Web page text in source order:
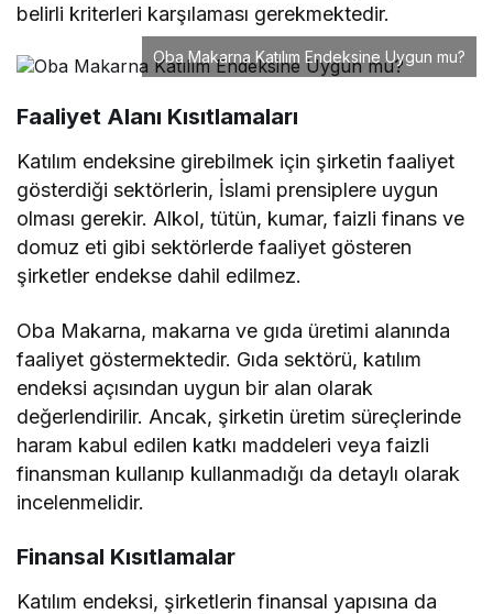
belirli kriterleri karşılaması gerekmektedir.
Oba Makarna Katılım Endeksine Uygun mu?
Faaliyet Alanı Kısıtlamaları
Katılım endeksine girebilmek için şirketin faaliyet
gösterdiği sektörlerin, İslami prensiplere uygun
olması gerekir. Alkol, tütün, kumar, faizli finans ve
domuz eti gibi sektörlerde faaliyet gösteren
şirketler endekse dahil edilmez.
Oba Makarna, makarna ve gıda üretimi alanında
faaliyet göstermektedir. Gıda sektörü, katılım
endeksi açısından uygun bir alan olarak
değerlendirilir. Ancak, şirketin üretim süreçlerinde
haram kabul edilen katkı maddeleri veya faizli
finansman kullanıp kullanmadığı da detaylı olarak
incelenmelidir.
Finansal Kısıtlamalar
Katılım endeksi, şirketlerin finansal yapısına da